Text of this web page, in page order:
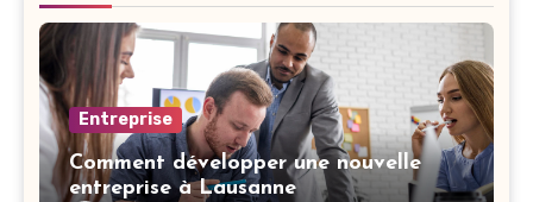
Entreprise
Comment développer une nouvelle
entreprise à Lausanne